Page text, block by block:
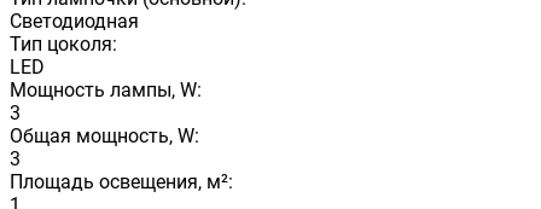
Светодиодная
Тип цоколя:
LED
Мощность лампы, W:
3
Общая мощность, W:
3
Площадь освещения, м²: